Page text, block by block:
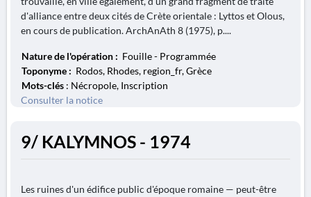
d'alliance entre deux cités de Crète orientale : Lyttos et Olous,
en cours de publication. ArchAnAth 8 (1975), p....
Nature de l'opération : Fouille - Programmée
Toponyme : Rodos, Rhodes, region_fr, Grèce
Mots-clés : Nécropole, Inscription
Consulter la notice
9/ KALYMNOS - 1974
Les ruines d'un édifice public d'époque romaine — peut-être